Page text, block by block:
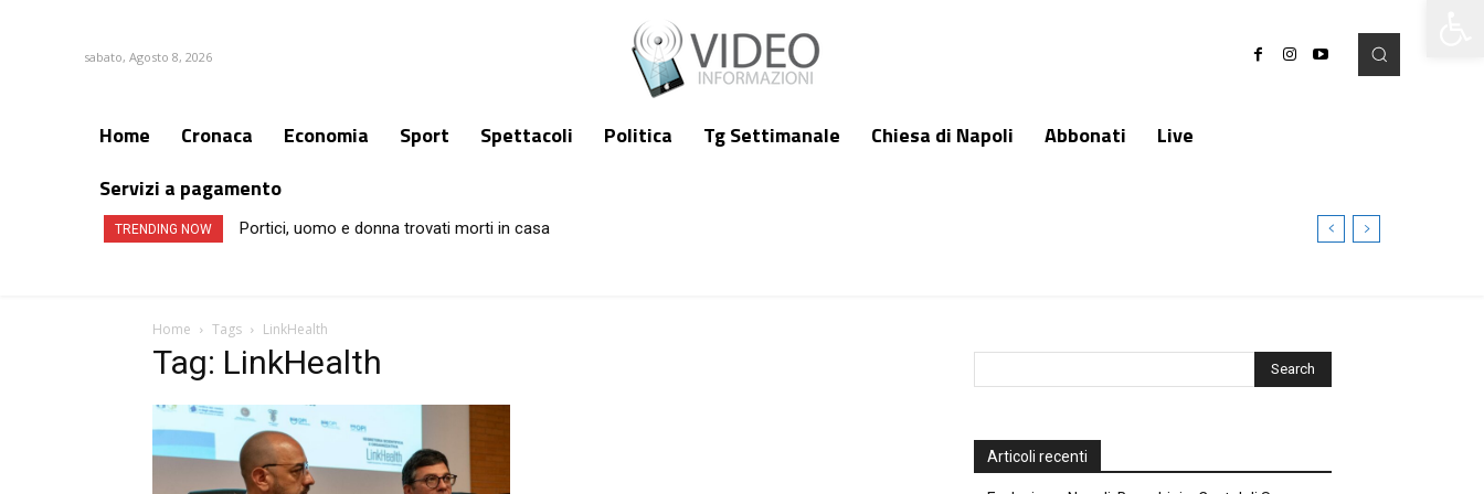
sabato, Agosto 8, 2026
Home Cronaca Economia Sport Spettacoli Politica Tg Settimanale Chiesa di Napoli Abbonati
Live
Servizi a pagamento
TRENDING NOW Portici, uomo e donna trovati morti in casa
Home Tags LinkHealth
Tag: LinkHealth
Articoli recenti